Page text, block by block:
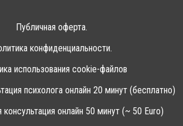
Публичная оферта.
конфиденциальности.
использования cookie-файлов
психолога онлайн 20 минут (бесплатно)
консультация онлайн 50 минут (~ 50 Euro)